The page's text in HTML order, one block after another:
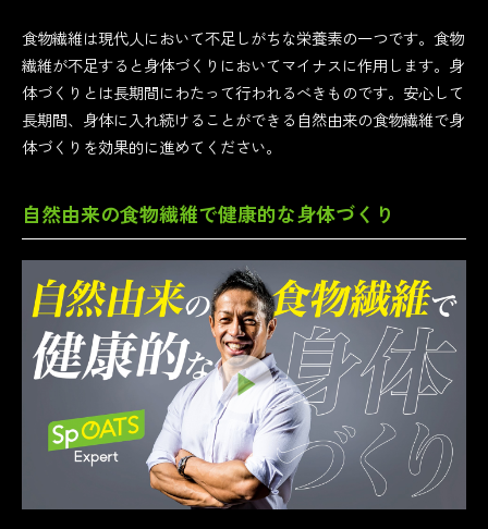
食物繊維は現代人において不足しがちな栄養素の一つです。食物
繊維が不足すると身体づくりにおいてマイナスに作用します。身
体づくりとは長期間にわたって行われるべきものです。安心して
長期間、身体に入れ続けることができる自然由来の食物繊維で身
体づくりを効果的に進めてください。
自然由来の食物繊維で健康的な身体づくり